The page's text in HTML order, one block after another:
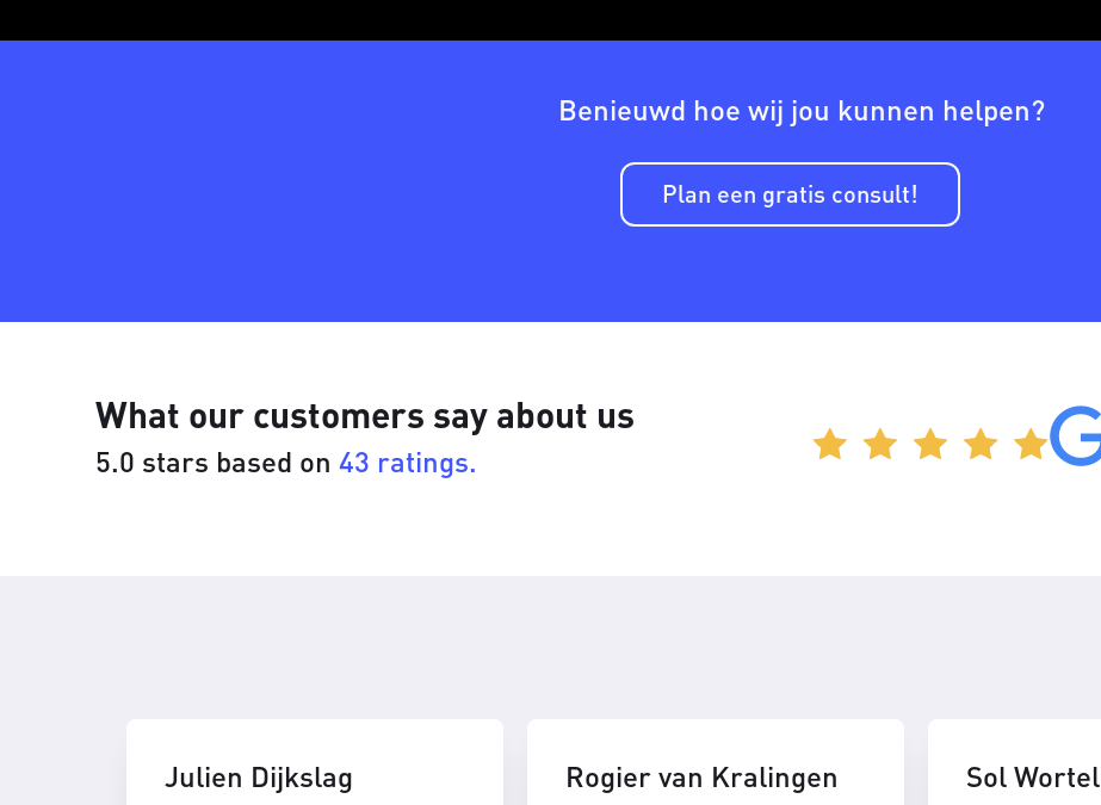
Benieuwd hoe wij jou kunnen helpen?
Plan een gratis consult!
What our customers say about us
5.0 stars based on 43 ratings.
Julien Dijkslag Rogier van Kralingen Sol